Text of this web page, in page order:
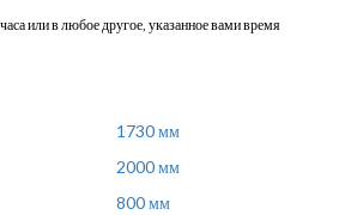
или в любое другое, указанное вами время
1730 мм
2000 мм
800 мм